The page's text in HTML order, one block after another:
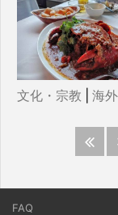
文化・宗教 海
FAQ